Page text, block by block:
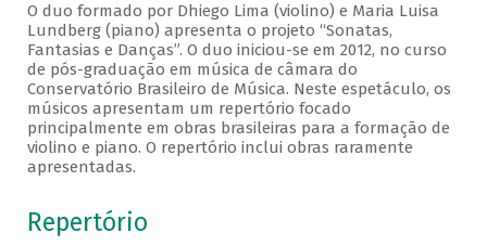
O duo formado por Dhiego Lima (violino) e Maria Luisa
Lundberg (piano) apresenta o projeto “Sonatas,
Fantasias e Danças”. O duo iniciou-se em 2012, no curso
de pós-graduação em música de câmara do
Conservatório Brasileiro de Música. Neste espetáculo, os
músicos apresentam um repertório focado
principalmente em obras brasileiras para a formação de
violino e piano. O repertório inclui obras raramente
apresentadas.
Repertório